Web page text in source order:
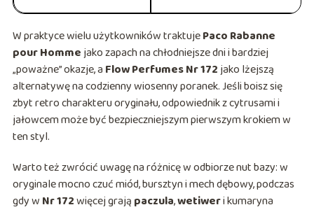
W praktyce wielu użytkowników traktujePaco Rabanne
pour Hommejako zapach na chłodniejsze dni i bardziej
„poważne” okazje, a Flow Perfumes Nr 172jako lżejszą
alternatywę na codzienny wiosenny poranek. Jeśli boisz się
zbyt retro charakteru oryginału, odpowiednik z cytrusami i
jałowcem może być bezpieczniejszym pierwszym krokiem w
ten styl.
Warto też zwrócić uwagę na różnicę w odbiorze nut bazy: w
oryginale mocno czuć miód, bursztyn i mech dębowy, podczas
gdy w Nr 172więcej grają paczula,wetiweri kumaryna